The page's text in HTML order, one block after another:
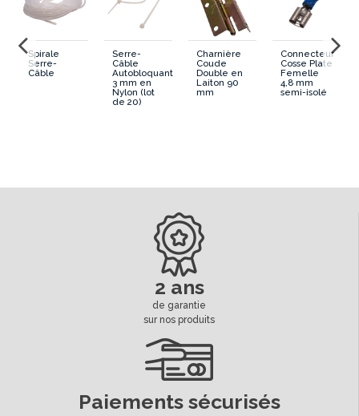
Spirale
Serre-
Câble
Serre-
Câble
Autobloquant
3 mm en
Nylon (lot
de 20)
Charnière
Coude
Double en
Laiton 90
mm
Connecteur
Cosse Plate
Femelle
4,8 mm
semi-isolé
2 ans
de garantie
sur nos produits
Paiements sécurisés